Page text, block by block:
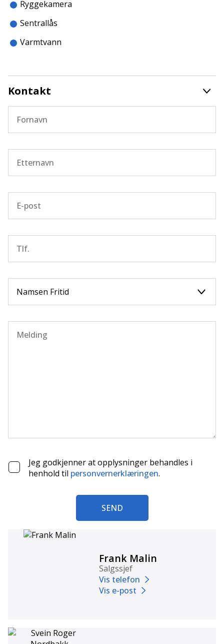
Ryggekamera
Sentrallås
Varmtvann
Kontakt
Jeg godkjenner at opplysninger behandles i
henhold til personvernerklæringen.
SEND
Frank Malin
Salgssjef
Vis telefon
Vis e-post